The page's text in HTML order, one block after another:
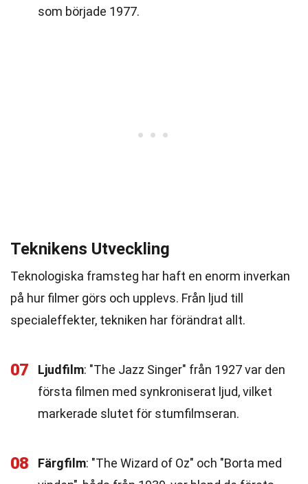
som började 1977.
Teknikens Utveckling
Teknologiska framsteg har haft en enorm inverkan
på hur filmer görs och upplevs. Från ljud till
specialeffekter, tekniken har förändrat allt.
07 Ljudfilm: "The Jazz Singer" från 1927 var den
första filmen med synkroniserat ljud, vilket
markerade slutet för stumfilmseran.
08 Färgfilm: "The Wizard of Oz" och "Borta med